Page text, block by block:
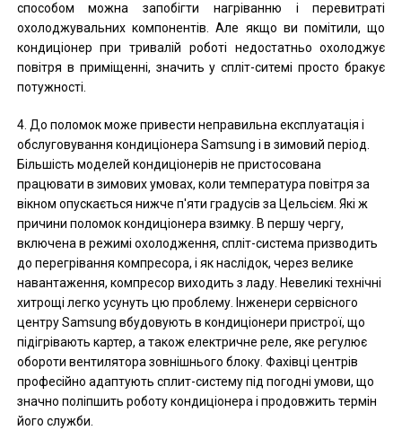
способом можна запобігти нагріванню і перевитраті
охолоджувальних компонентів. Але якщо ви помітили, що
кондиціонер при тривалій роботі недостатньо охолоджує
повітря в приміщенні, значить у спліт-ситемі просто бракує
потужності.
4. До поломок може привести неправильна експлуатація і
обслуговування кондиціонера Samsung і в зимовий період.
Більшість моделей кондиціонерів не пристосована
працювати в зимових умовах, коли температура повітря за
вікном опускається нижче п'яти градусів за Цельсієм. Які ж
причини поломок кондиціонера взимку. В першу чергу,
включена в режимі охолодження, спліт-система призводить
до перегрівання компресора, і як наслідок, через велике
навантаження, компресор виходить з ладу. Невеликі технічні
хитрощі легко усунуть цю проблему. Інженери сервісного
центру Samsung вбудовують в кондиціонери пристрої, що
підігрівають картер, а також електричне реле, яке регулює
обороти вентилятора зовнішнього блоку. Фахівці центрів
професійно адаптують сплит-систему під погодні умови, що
значно поліпшить роботу кондиціонера і продовжить термін
його служби.